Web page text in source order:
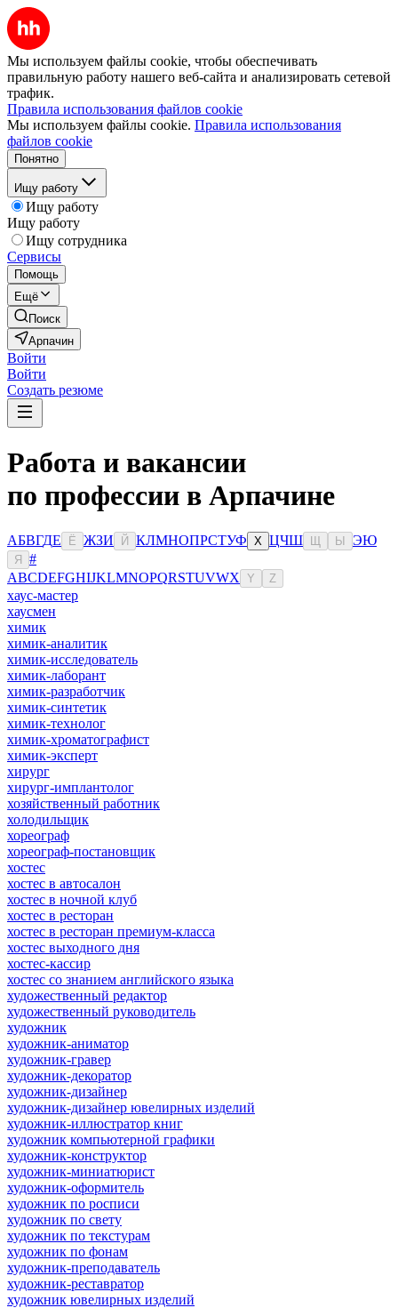
Мы используем файлы cookie, чтобы обеспечивать
правильную работу нашего веб-сайта и анализировать сетевой
трафик.
Правила использования файлов cookie
Мы используем файлы cookie. Правила использования
файлов cookie
Понятно
Ищу работу
Ищу работу
Ищу работу
Ищу сотрудника
Сервисы
Помощь
Ещё
Поиск
Арпачин
Войти
Войти
Создать резюме
Работа и вакансии
по профессии в Арпачине
АБВГДЕ Ё ЖЗИ Й КЛМНОПРСТУФ Х ЦЧШ Ы ЭЮ
Я
#
ABCDEFGHIJKLMNOPQRSTUVWX Y Z
хаус-мастер
хаусмен
химик
химик-аналитик
химик-исследователь
химик-лаборант
химик-разработчик
химик-синтетик
химик-технолог
химик-хроматографист
химик-эксперт
хирург
хирург-имплантолог
хозяйственный работник
холодильщик
хореограф
хореограф-постановщик
хостес
хостес в автосалон
хостес в ночной клуб
хостес в ресторан
хостес в ресторан премиум-класса
хостес выходного дня
хостес-кассир
хостес со знанием английского языка
художественный редактор
художественный руководитель
художник
художник-аниматор
художник-гравер
художник-декоратор
художник-дизайнер
художник-дизайнер ювелирных изделий
художник-иллюстратор книг
художник компьютерной графики
художник-конструктор
художник-миниатюрист
художник-оформитель
художник по росписи
художник по свету
художник по текстурам
художник по фонам
художник-преподаватель
художник-реставратор
художник ювелирных изделий